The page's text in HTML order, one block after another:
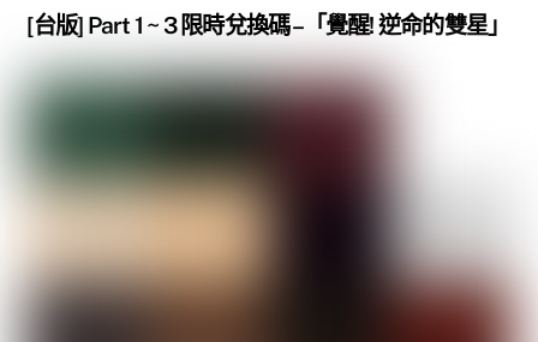
[台版] Part 1 ~ 3 限時兌換碼 –「覺醒! 逆命的雙星」